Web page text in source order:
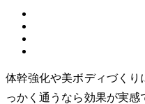
体幹強化や美ボディづく
っかく通うなら効果が実